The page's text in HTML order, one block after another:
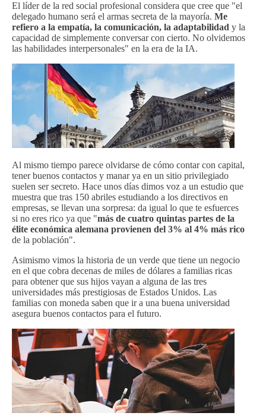
El líder de la red social profesional considera que cree que "el
delegado humano será el armas secreta de la mayoría. Me
refiero a la empatía, la comunicación, la adaptabilidad y la
capacidad de simplemente conversar con cierto. No olvidemos
las habilidades interpersonales" en la era de la IA.
Al mismo tiempo parece olvidarse de cómo contar con capital,
tener buenos contactos y manar ya en un sitio privilegiado
suelen ser secreto. Hace unos días dimos voz a un estudio que
muestra que tras 150 abriles estudiando a los directivos en
empresas, se llevan una sorpresa: da igual lo que te esfuerces
si no eres rico ya que "más de cuatro quintas partes de la
élite económica alemana provienen del 3% al 4% más rico
de la población".
Asimismo vimos la historia de un verde que tiene un negocio
en el que cobra decenas de miles de dólares a familias ricas
para obtener que sus hijos vayan a alguna de las tres
universidades más prestigiosas de Estados Unidos. Las
familias con moneda saben que ir a una buena universidad
asegura buenos contactos para el futuro.